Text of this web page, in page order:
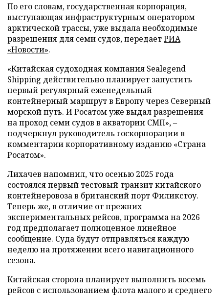
По его словам, государственная корпорация,
выступающая инфраструктурным оператором
арктической трассы, уже выдала необходимые
разрешения для семи судов, передаетРИА
«Новости».
«Китайская судоходная компания Sealegend
Shipping действительно планирует запустить
первый регулярный еженедельный
контейнерный маршрут в Европу через Северный
морской путь. И Росатом уже выдал разрешения
на проход семи судов в акватории СМП», –
подчеркнул руководитель госкорпорации в
комментарии корпоративному изданию «Страна
Росатом».
Лихачев напомнил, что осенью 2025 года
состоялся первый тестовый транзит китайского
контейнеровоза в британский порт Филикстоу.
Теперь же, в отличие от прежних
экспериментальных рейсов, программа на 2026
год предполагает полноценное линейное
сообщение. Суда будут отправляться каждую
неделю на протяжении всего навигационного
сезона.
Китайская сторона планирует выполнить восемь
рейсов с использованием флота малого и среднего